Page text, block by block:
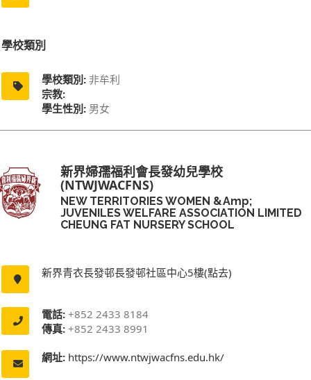
學校類別
學校類別: 非牟利
宗教:
學生性別: 男女
新界婦孺福利會長發幼兒學校
(NTWJWACFNS)
NEW TERRITORIES WOMEN &amp;
JUVENILES WELFARE ASSOCIATION LIMITED
CHEUNG FAT NURSERY SCHOOL
新界青衣長發邨長發邨社區中心5樓(點去)
電話: +852 2433 8184
傳真: +852 2433 8991
網址: https://www.ntwjwacfns.edu.hk/